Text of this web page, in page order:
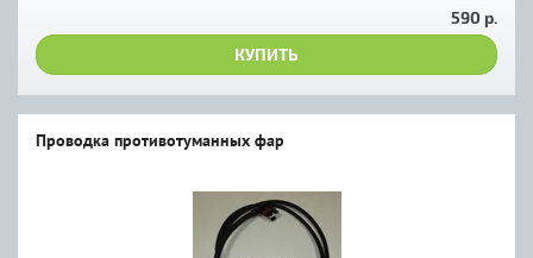
590 р.
КУПИТЬ
Проводка противотуманных фар